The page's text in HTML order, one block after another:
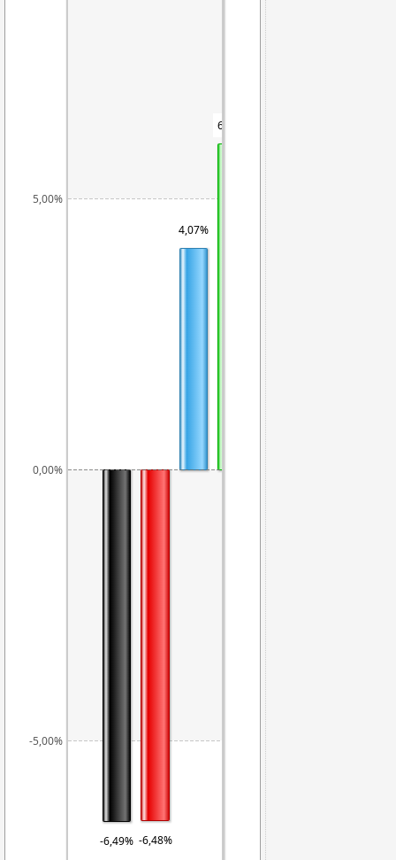
-5,00%
5,00%
0,00%
-6,49% -6,48%
4,07%
6,00%
0,17%